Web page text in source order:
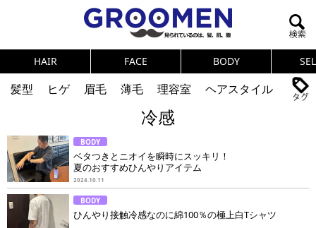
HAIR FACE BODY
髪型 ヒゲ 眉毛 薄毛 理容室
ヘアスタイル
ニオイ
メンズコスメ
NEWS PICK UP 筋肉
テストステロン
健康
スキンケア 食事
調査結果
冷感
BODY
ベタつきとニオイを瞬時にスッキリ！
夏のおすすめひんやりアイテム
2024.10.11
BODY
ひんやり接触冷感なのに綿100％の極上白Tシャツ